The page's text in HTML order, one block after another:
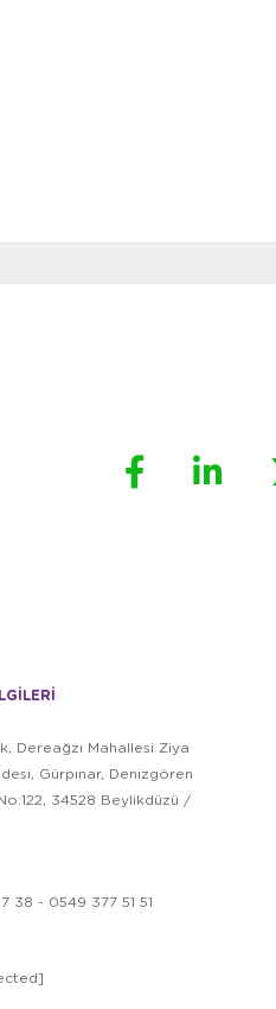
Dereağzı Mahallesi Ziya
Gürpınar, Denizgören
34528 Beylikdüzü /
38 - 0549 377 51 51